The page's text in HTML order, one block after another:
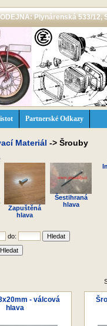
Plynárenská 533/12,
Partnerské Odkazy
Materiál -> Šrouby
Zapuštěná
hlava
Šestihraná
hlava
do:
- válcová
hlava